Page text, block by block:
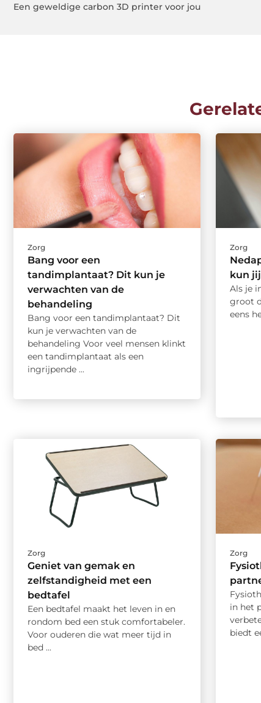
Een geweldige carbon 3D printer voor jou
Zorg
Bang voor een
tandimplantaat? Dit kun je
verwachten van de
behandeling
Bang voor een tandimplantaat? Dit
kun je verwachten van de
behandeling Voor veel mensen klinkt
een tandimplantaat als een
ingrijpende ...
Zorg
kun
Als je
groot
eens
Zorg
Geniet van gemak en
zelfstandigheid met een
bedtafel
Een bedtafel maakt het leven in en
rondom bed een stuk comfortabeler.
Voor ouderen die wat meer tijd in
bed ...
Zorg
in het
biedt